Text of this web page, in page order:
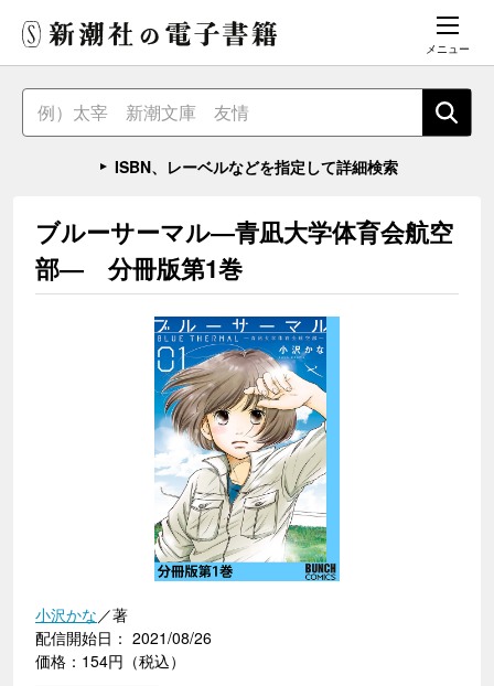
メニュー
ISBN、レーベルなどを指定して詳細検索
ブルーサーマル―青凪大学体育会航空
部― 分冊版第1巻
小沢かな／著
配信開始日： 2021/08/26
価格：154円（税込）